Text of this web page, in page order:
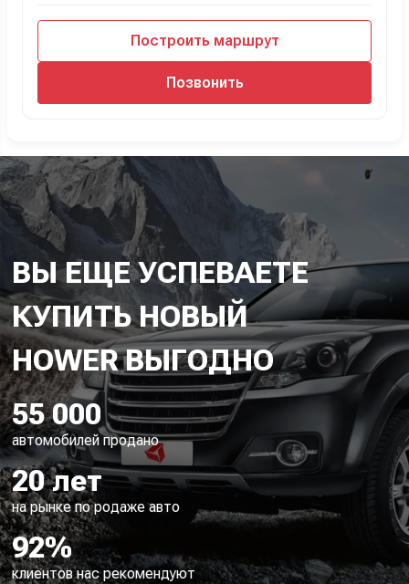
Построить маршрут
Позвонить
ВЫ ЕЩЕ УСПЕВАЕТЕ
КУПИТЬ НОВЫЙ
HOWER ВЫГОДНО
55 000
автомобилей продано
20 лет
на рынке по родаже авто
92%
клиентов нас рекомендуют